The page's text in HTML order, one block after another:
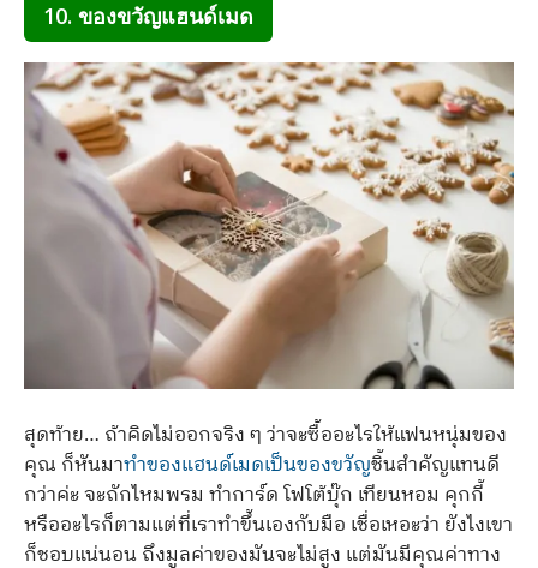
10. ของขวัญแฮนด์เมด
สุดท้าย… ถ้าคิดไม่ออกจริง ๆ ว่าจะซื้ออะไรให้แฟนหนุ่มของ
คุณ ก็หันมาทำของแฮนด์เมดเป็นของขวัญชิ้นสำคัญแทนดี
กว่าค่ะ จะถักไหมพรม ทำการ์ด โฟโต้บุ๊ก เทียนหอม คุกกี้
หรืออะไรก็ตามแต่ที่เราทำขึ้นเองกับมือ เชื่อเหอะว่า ยังไงเขา
ก็ชอบแน่นอน ถึงมูลค่าของมันจะไม่สูง แต่มันมีคุณค่าทาง